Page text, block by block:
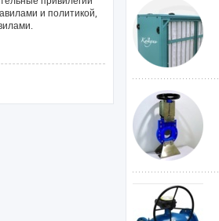
и политикой,